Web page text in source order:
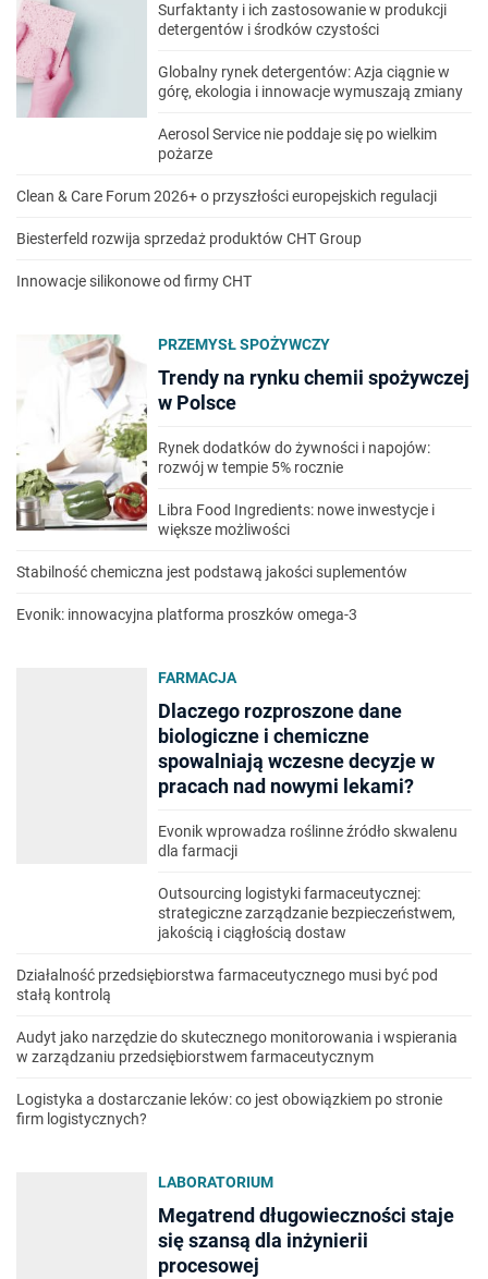
Surfaktanty i ich zastosowanie w produkcji
detergentów i środków czystości
Globalny rynek detergentów: Azja ciągnie w
górę, ekologia i innowacje wymuszają zmiany
Aerosol Service nie poddaje się po wielkim
pożarze
Clean & Care Forum 2026+ o przyszłości europejskich regulacji
Biesterfeld rozwija sprzedaż produktów CHT Group
Innowacje silikonowe od firmy CHT
PRZEMYSŁ SPOŻYWCZY
Trendy na rynku chemii spożywczej
w Polsce
Rynek dodatków do żywności i napojów:
rozwój w tempie 5% rocznie
Libra Food Ingredients: nowe inwestycje i
większe możliwości
Stabilność chemiczna jest podstawą jakości suplementów
Evonik: innowacyjna platforma proszków omega-3
FARMACJA
Dlaczego rozproszone dane
biologiczne i chemiczne
spowalniają wczesne decyzje w
pracach nad nowymi lekami?
Evonik wprowadza roślinne źródło skwalenu
dla farmacji
Outsourcing logistyki farmaceutycznej:
strategiczne zarządzanie bezpieczeństwem,
jakością i ciągłością dostaw
Działalność przedsiębiorstwa farmaceutycznego musi być pod
stałą kontrolą
Audyt jako narzędzie do skutecznego monitorowania i wspierania
w zarządzaniu przedsiębiorstwem farmaceutycznym
Logistyka a dostarczanie leków: co jest obowiązkiem po stronie
firm logistycznych?
LABORATORIUM
Megatrend długowieczności staje
się szansą dla inżynierii
procesowej